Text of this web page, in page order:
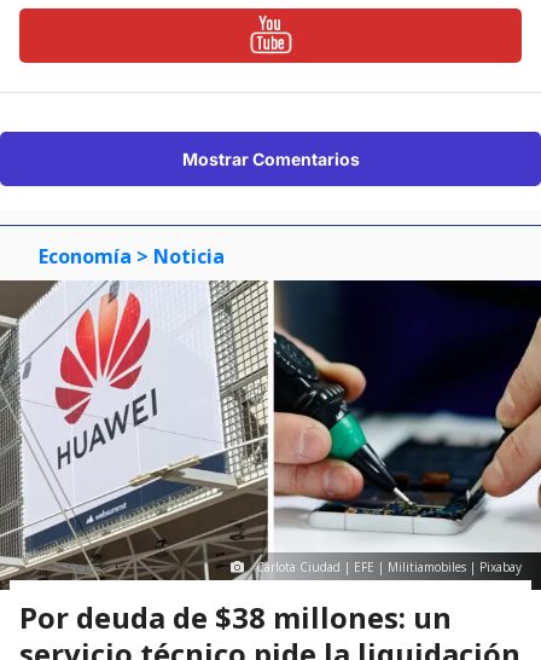
Mostrar Comentarios
Economía > Noticia
Carlota Ciudad | EFE | Militiamobiles | Pixabay
Por deuda de $38 millones: un